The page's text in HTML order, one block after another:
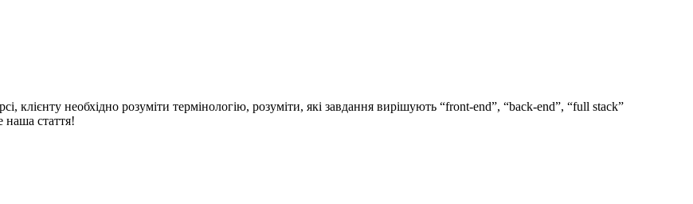
клієнту необхідно розуміти термінологію, розуміти, які завдання вирішують “front-end”, “back-end”, “full stack”
наша стаття!